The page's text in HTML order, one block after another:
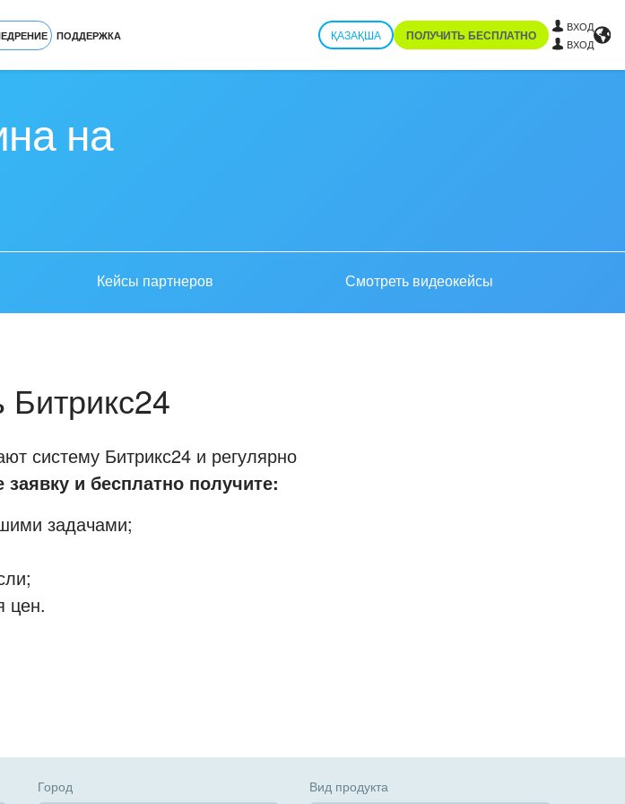
ПОДДЕРЖКА ҚАЗАҚША ПОЛУЧИТЬ БЕСПЛАТНО
ВХОД
ВХОД
на
Кейсы партнеров Смотреть видеокейсы
систему Битрикс24 и регулярно
заявку и бесплатно получите:
задачами;
цен.
Город Вид продукта